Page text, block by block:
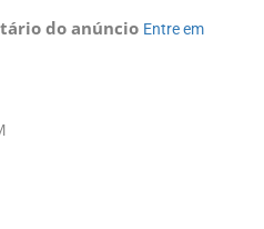
do anúncio Entre em